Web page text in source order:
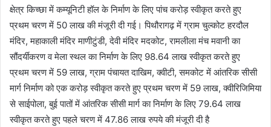
क्षेत्र किच्छा में कम्यूनिटी हॉल के निर्माण के लिए पांच करोड़ स्वीकृत करते हुए
प्रथम चरण में 50 लाख की मंजूरी दी गई। पिथौरागढ़ में ग्राम चुल्कोट हरदौल
मंदिर, महाकाली मंदिर माणीटुंडी, देवी मंदिर मदकोट, रामलीला मंच मवानी का
सौंदर्यीकरण व मेला स्थल का निर्माण के लिए 98.64 लाख स्वीकृत करते हुए
प्रथम चरण में 59 लाख, ग्राम पंचायत दाखिम, क्वीटी, समकोट में आंतरिक सीसी
मार्ग निर्माण को एक करोड़ स्वीकृत करते हुए प्रथम चरण में 59 लाख, क्वीरिजिमिया
से साईपोला, बुई पातों में आंतरिक सीसी मार्ग का निर्माण के लिए 79.64 लाख
स्वीकृत करते हुए पहले चरण में 47.86 लाख रुपये की मंजूरी दी है